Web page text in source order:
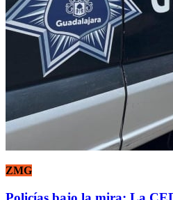
ZMG